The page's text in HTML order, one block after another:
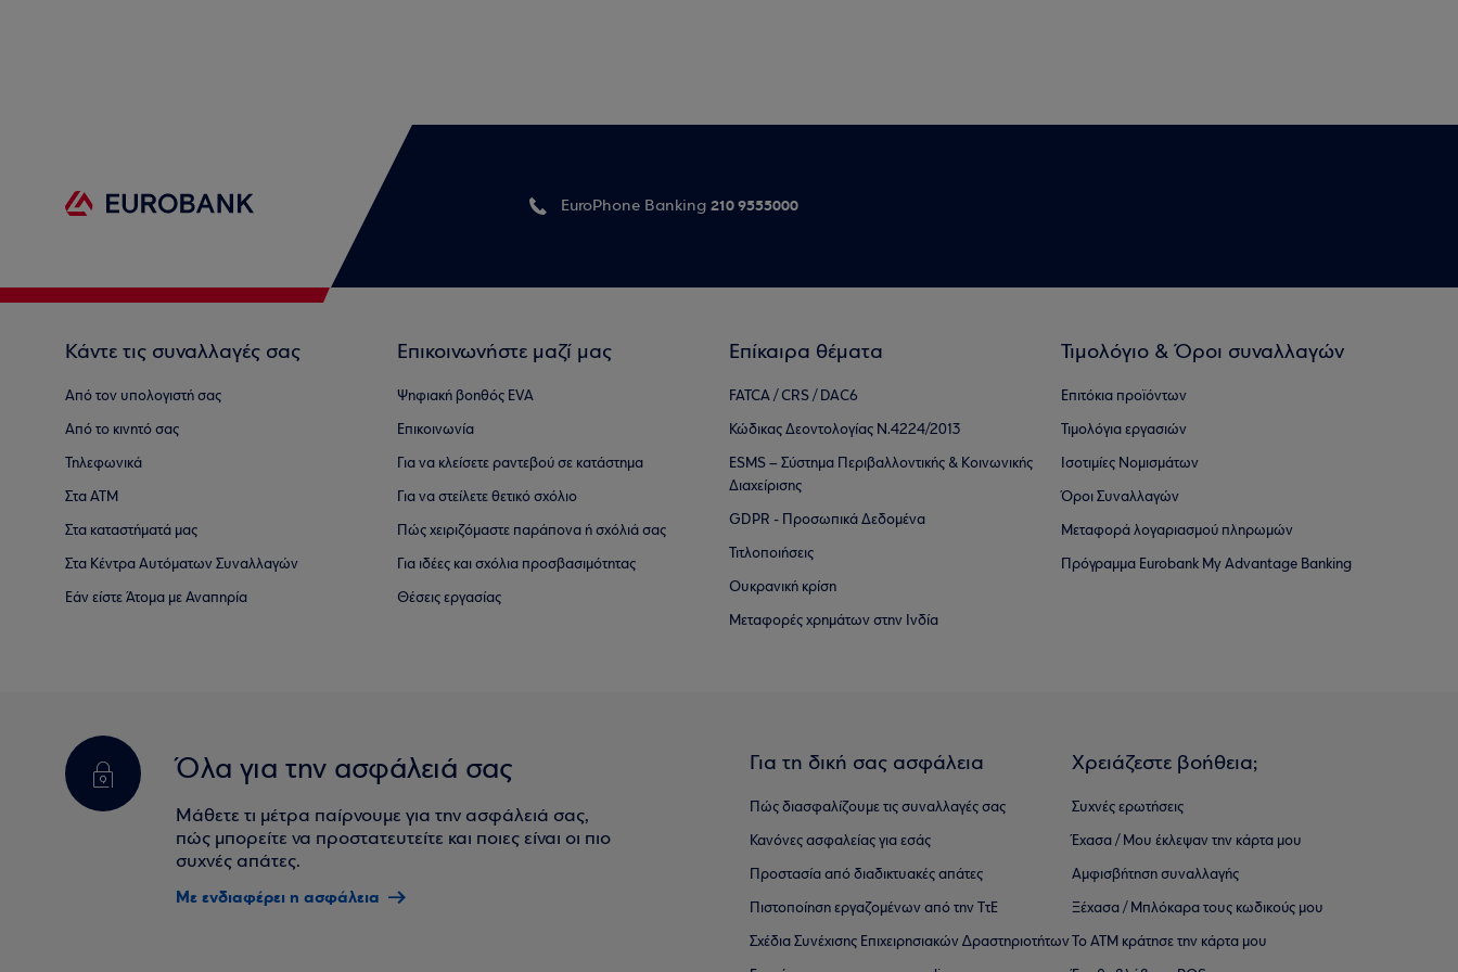
EuroPhone Banking 210 9555000
Κάντε τις συναλλαγές σας
Από τον υπολογιστή σας
Από το κινητό σας
Τηλεφωνικά
Στα ΑΤΜ
Στα καταστήματά μας
Στα Κέντρα Αυτόματων Συναλλαγών
Εάν είστε Άτομα με Αναπηρία
Επικοινωνήστε μαζί μας
Ψηφιακή βοηθός EVA
Επικοινωνία
Για να κλείσετε ραντεβού σε κατάστημα
Για να στείλετε θετικό σχόλιο
Πώς χειριζόμαστε παράπονα ή σχόλιά σας
Για ιδέες και σχόλια προσβασιμότητας
Θέσεις εργασίας
Επίκαιρα θέματα
FATCA / CRS / DAC6
Κώδικας Δεοντολογίας Ν.4224/2013
ESMS – Σύστημα Περιβαλλοντικής & Κοινωνικής
Διαχείρισης
GDPR - Προσωπικά Δεδομένα
Τιτλοποιήσεις
Ουκρανική κρίση
Μεταφορές χρημάτων στην Ινδία
Τιμολόγιο & Όροι συναλλαγών
Επιτόκια προϊόντων
Τιμολόγια εργασιών
Ισοτιμίες Νομισμάτων
Όροι Συναλλαγών
Μεταφορά λογαριασμού πληρωμών
Πρόγραμμα Eurobank My Advantage Banking
Όλα για την ασφάλειά σας
Μάθετε τι μέτρα παίρνουμε για την ασφάλειά σας,
πώς μπορείτε να προστατευτείτε και ποιες είναι οι πιο
συχνές απάτες.
Με ενδιαφέρει η ασφάλεια
Για τη δική σας ασφάλεια
Πώς διασφαλίζουμε τις συναλλαγές σας
Κανόνες ασφαλείας για εσάς
Προστασία από διαδικτυακές απάτες
Πιστοποίηση εργαζομένων από την ΤτΕ
Σχέδια Συνέχισης Επιχειρησιακών ∆ραστηριοτήτων
Χρειάζεστε βοήθεια;
Συχνές ερωτήσεις
Έχασα / Μου έκλεψαν την κάρτα μου
Αμφισβήτηση συναλλαγής
Ξέχασα / Μπλόκαρα τους κωδικούς μου
Το ΑΤΜ κράτησε την κάρτα μου